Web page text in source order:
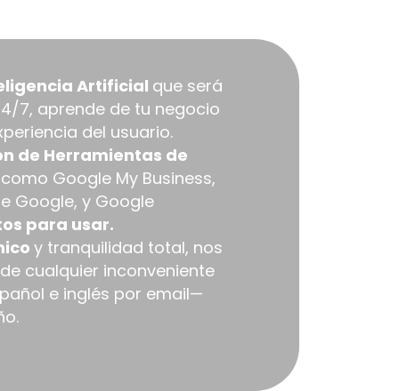
Artificial que será
7, aprende de tu negocio
del usuario.
de Herramientas de
como Google My Business,
Google, y Google
para usar.
y tranquilidad total, nos
cualquier inconveniente
e inglés por email—